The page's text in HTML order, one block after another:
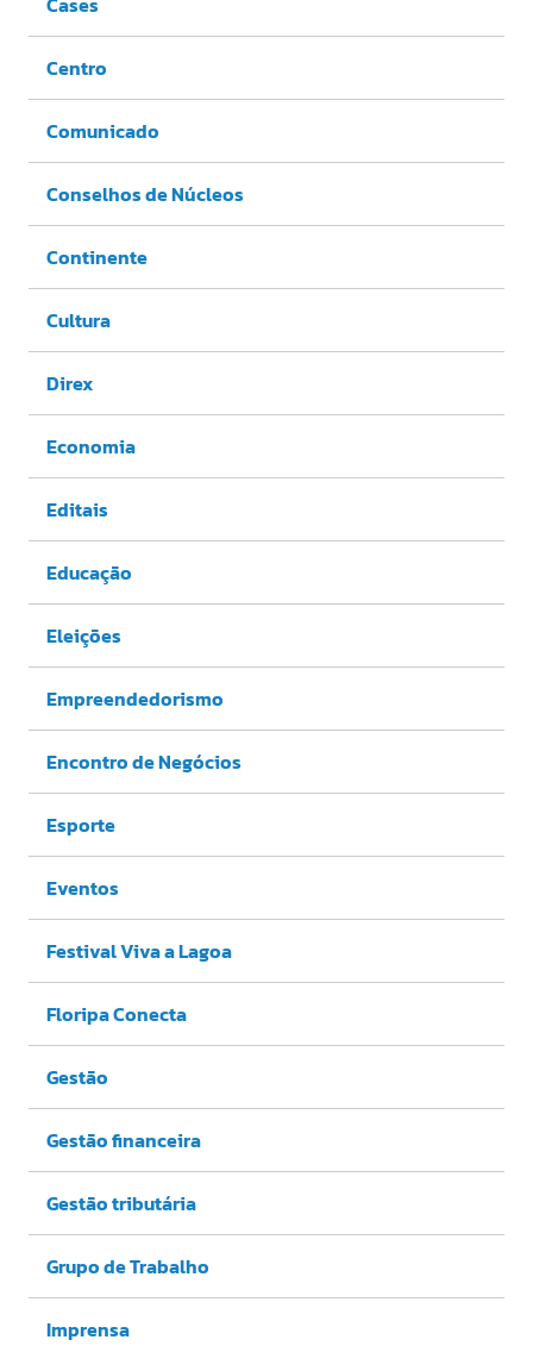
Centro
Comunicado
Conselhos de Núcleos
Continente
Cultura
Direx
Economia
Editais
Educação
Eleições
Empreendedorismo
Encontro de Negócios
Esporte
Eventos
Festival Viva a Lagoa
Floripa Conecta
Gestão
Gestão financeira
Gestão tributária
Grupo de Trabalho
Imprensa